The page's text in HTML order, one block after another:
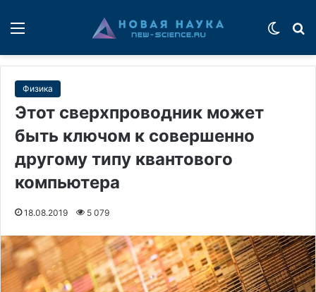
Физика
Этот сверхпроводник может
быть ключом к совершенно
другому типу квантового
компьютера
18.08.2019 5 079